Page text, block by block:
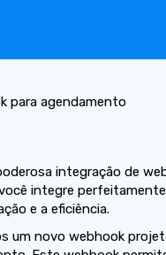
para agendamento
integração de
integre
e a eficiência.
um novo webhook